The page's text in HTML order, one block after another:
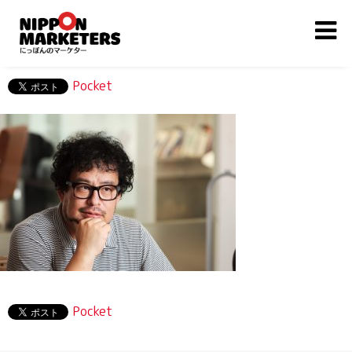
Pocket
Pocket